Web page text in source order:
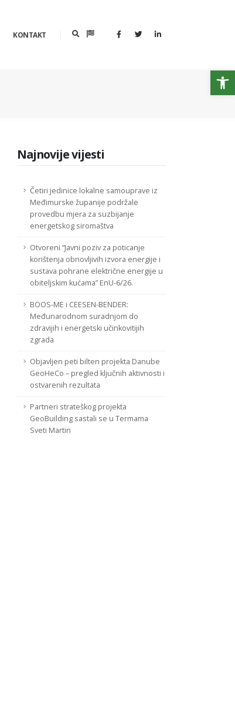
KONTAKT
Najnovije vijesti
Četiri jedinice lokalne samouprave iz
Međimurske županije podržale
provedbu mjera za suzbijanje
energetskog siromaštva
Otvoreni “Javni poziv za poticanje
korištenja obnovljivih izvora energije i
sustava pohrane električne energije u
obiteljskim kućama” EnU-6/26.
BOOS-ME i CEESEN-BENDER:
Međunarodnom suradnjom do
zdravijih i energetski učinkovitijih
zgrada
Objavljen peti bilten projekta Danube
GeoHeCo – pregled ključnih aktivnosti i
ostvarenih rezultata
Partneri strateškog projekta
GeoBuilding sastali se u Termama
Sveti Martin